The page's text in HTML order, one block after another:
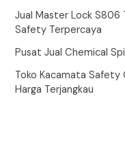
Jual Master Lock S806
Safety Terpercaya
Pusat Jual Chemical
Toko Kacamata Safety
Harga Terjangkau